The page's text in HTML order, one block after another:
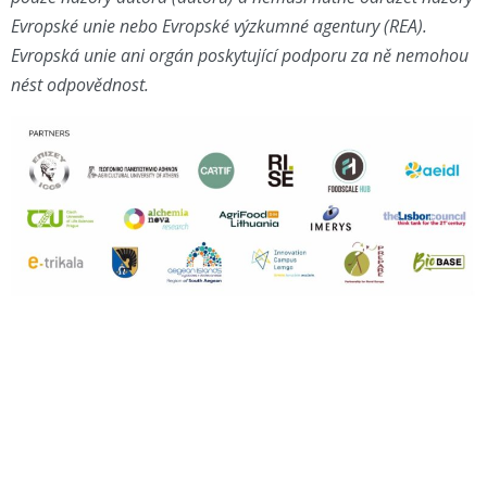
Evropské unie nebo Evropské výzkumné agentury (REA).
Evropská unie ani orgán poskytující podporu za ně nemohou
nést odpovědnost.